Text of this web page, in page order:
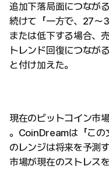
追加下落局面につなが
続けて「一方で、27〜
または低下する場合、
トレンド回復につなが
と付け加えた。
現在のビットコイン市
。CoinDreamは「こ
のレンジは将来を予測
市場が現在のストレス